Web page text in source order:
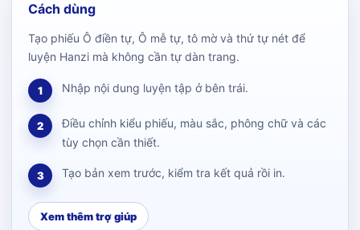
Cách dùng
Tạo phiếu Ô điền tự, Ô mễ tự, tô mờ và thứ tự nét để
luyện Hanzi mà không cần tự dàn trang.
1 Nhập nội dung luyện tập ở bên trái.
2
Điều chỉnh kiểu phiếu, màu sắc, phông chữ và các
tùy chọn cần thiết.
3 Tạo bản xem trước, kiểm tra kết quả rồi in.
Xem thêm trợ giúp